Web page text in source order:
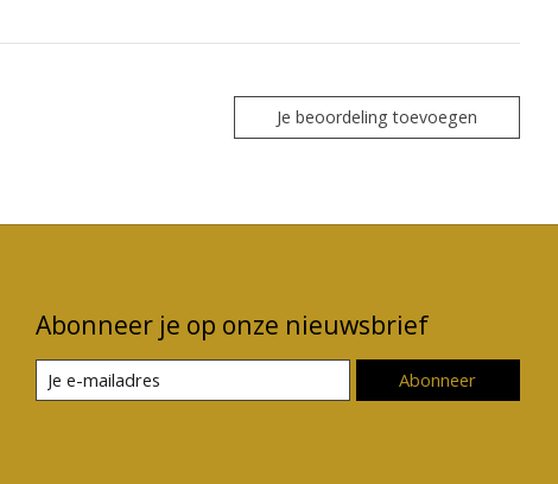
Je beoordeling toevoegen
Abonneer je op onze nieuwsbrief
Abonneer